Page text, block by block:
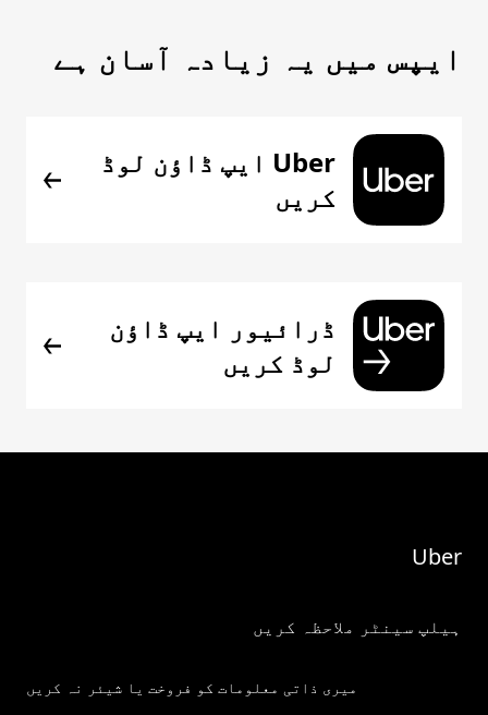
ایپس میں یہ زیادہ آسان ہے
Uber ایپ ڈاؤن لوڈ
کریں
ڈرائیور ایپ ڈاؤن
لوڈ کریں
Uber
ہیلپ سینٹر ملاحظہ کریں
میری ذاتی معلومات کو فروخت یا شیئر نہ کریں